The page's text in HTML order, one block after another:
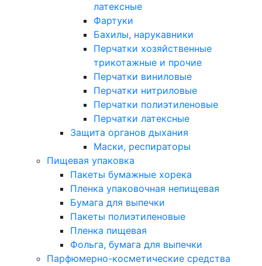
латексные
Фартуки
Бахилы, нарукавники
Перчатки хозяйственные
трикотажные и прочие
Перчатки виниловые
Перчатки нитриловые
Перчатки полиэтиленовые
Перчатки латексные
Защита органов дыхания
Маски, респираторы
Пищевая упаковка
Пакеты бумажные хорека
Пленка упаковочная непищевая
Бумага для выпечки
Пакеты полиэтиленовые
Пленка пищевая
Фольга, бумага для выпечки
Парфюмерно-косметические средства